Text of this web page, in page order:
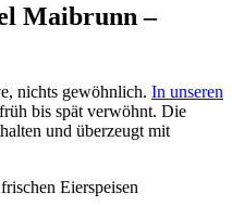
Maibrunn –
nichts gewöhnlich. In unseren
bis spät verwöhnt. Die
und überzeugt mit
Eierspeisen